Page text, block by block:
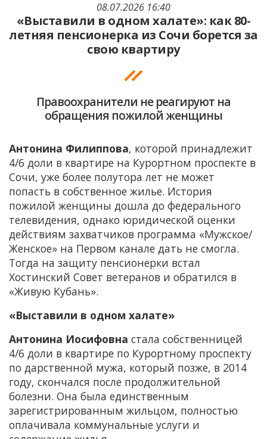
08.07.2026 16:40
«Выставили в одном халате»: как 80-
летняя пенсионерка из Сочи борется за
свою квартиру
Правоохранители не реагируют на
обращения пожилой женщины
Антонина Филиппова, которой принадлежит
4/6 доли в квартире на Курортном проспекте в
Сочи, уже более полутора лет не может
попасть в собственное жилье. История
пожилой женщины дошла до федерального
телевидения, однако юридической оценки
действиям захватчиков программа «Мужское/
Женское» на Первом канале дать не смогла.
Тогда на защиту пенсионерки встал
Хостинский Совет ветеранов и обратился в
«Живую Кубань».
«Выставили в одном халате»
Антонина Иосифовна стала собственницей
4/6 доли в квартире по Курортному проспекту
по дарственной мужа, который позже, в 2014
году, скончался после продолжительной
болезни. Она была единственным
зарегистрированным жильцом, полностью
оплачивала коммунальные услуги и